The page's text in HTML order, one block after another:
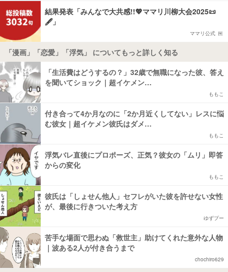
結果発表「みんなで大共感!!💖ママリ川柳大会2025📜
🖋️」
ママリ公式
「漫画」「恋愛」「浮気」 についてもっと詳しく知る
「生活費はどうするの？」32歳で無職になった彼、答え
を聞いてショック｜超イケメン…
ももこ
付き合って4か月なのに「2か月近くしてない」レスに悩
む彼女｜超イケメン彼氏はダメ…
ももこ
浮気バレ直後にプロポーズ、正気？彼女の「ムリ」即答
からの変化
ももこ
彼氏は「しょせん他人」セフレがいた彼を許せない女性
が、最後に行きついた考え方
ゆずプー
苦手な場面で思わぬ「救世主」助けてくれた意外な人物
｜波ある2人が付き合うまで
chochiro629